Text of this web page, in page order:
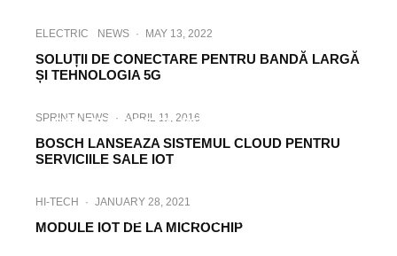
ELECTRIC NEWS · MAY 13, 2022
SOLUȚII DE CONECTARE PENTRU BANDĂ LARGĂ
ȘI TEHNOLOGIA 5G
SOLUTII BOSCH PENTRU PRODUCTIE
SPRINT NEWS · APRIL 11, 2016
BOSCH LANSEAZA SISTEMUL CLOUD PENTRU
SERVICIILE SALE IOT
HI-TECH · JANUARY 28, 2021
MODULE IOT DE LA MICROCHIP